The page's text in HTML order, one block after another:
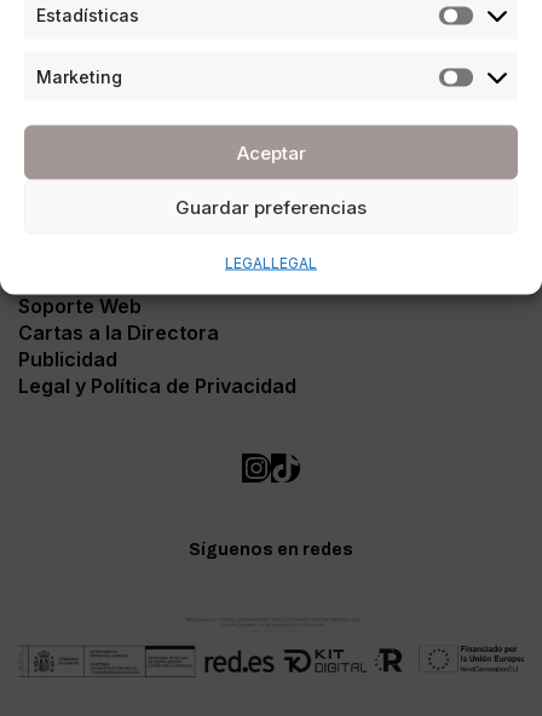
Estadísticas
Marketing
Aceptar
Guardar preferencias
LEGAL LEGAL
Siria
10/05/2019
2 MINUTOS DE LECTURA
Soporte Web
Cartas a la Directora
Publicidad
Legal y Política de Privacidad
Síguenos en redes